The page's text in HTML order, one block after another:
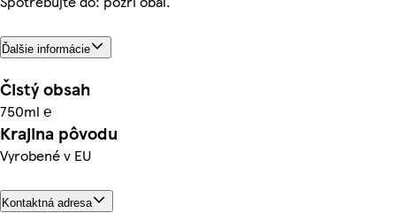
Ďalšie informácie
Čistý obsah
750ml ℮
Krajina pôvodu
Vyrobené v EU
Kontaktná adresa